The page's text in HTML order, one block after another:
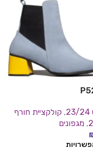
, קולקציית חורף
, מגפונים